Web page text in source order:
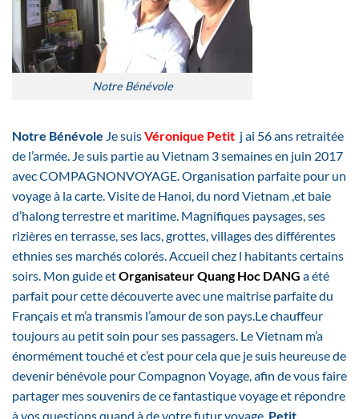
Notre Bénévole
Notre Bénévole Je suisVéronique Petit j ai 56 ans retraitée
de l’armée. Je suis partie au Vietnam 3 semaines en juin 2017
avec COMPAGNONVOYAGE. Organisation parfaite pour un
voyage à la carte. Visite de Hanoi, du nord Vietnam ,et baie
d’halong terrestre et maritime. Magnifiques paysages, ses
rizières en terrasse, ses lacs, grottes, villages des différentes
ethnies ses marchés colorés. Accueil chez l habitants certains
soirs. Mon guide etOrganisateur Quang Hoc DANG a été
parfait pour cette découverte avec une maitrise parfaite du
Français et m’a transmis l’amour de son pays.Le chauffeur
toujours au petit soin pour ses passagers. Le Vietnam m’a
énormément touché et c’est pour cela que je suis heureuse de
devenir bénévole pour Compagnon Voyage, afin de vous faire
partager mes souvenirs de ce fantastique voyage et répondre
à vos questions quand à de votre futur voyage. Petit